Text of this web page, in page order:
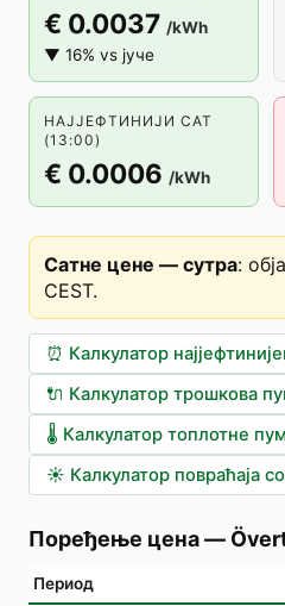
€ 0.0037 /kWh
▼ 16% vs јуче
НАЈЈЕФТИНИЈИ САТ
(13:00)
€ 0.0006 /kWh
Сатне цене — сутра:
CEST.
⏰ Калкулатор
🔌 Калкулатор трошкова
🌡️ Калкулатор топлотне
☀️ Калкулатор повраћаја
Поређење цена—
Период